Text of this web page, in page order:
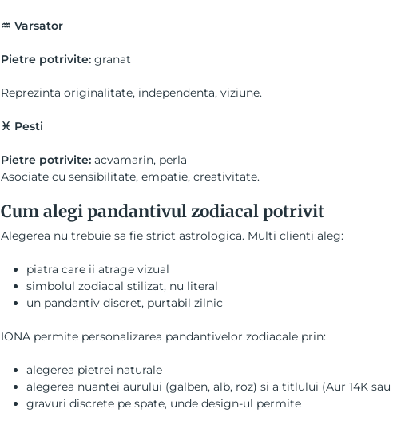
♒ Varsator
Pietre potrivite: granat
Reprezinta originalitate, independenta, viziune.
♓ Pesti
Pietre potrivite: acvamarin, perla
Asociate cu sensibilitate, empatie, creativitate.
Cum alegi pandantivul zodiacal potrivit
Alegerea nu trebuie sa fie strict astrologica. Multi clienti aleg:
piatra care ii atrage vizual
simbolul zodiacal stilizat, nu literal
un pandantiv discret, purtabil zilnic
IONA permite personalizarea pandantivelor zodiacale prin:
alegerea pietrei naturale
alegerea nuantei aurului (galben, alb, roz) si a titlului (Aur 14K sau
gravuri discrete pe spate, unde design-ul permite